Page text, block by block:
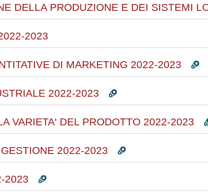
DELLA PRODUZIONE E DEI SISTEMI
2023
DI MARKETING 2022-2023
2022-2023
VARIETA' DEL PRODOTTO 2022-2023
2022-2023
2023